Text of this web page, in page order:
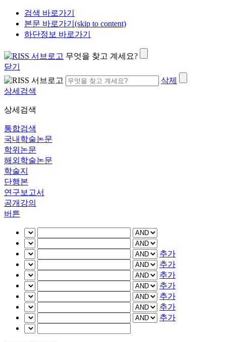
검색 바로가기
본문 바로가기(skip to content)
하단정보 바로가기
무엇을 찾고 계세요?
닫기
삭제
상세검색
상세검색
통합검색
국내학술논문
학위논문
해외학술논문
학술지
단행본
연구보고서
공개강의
버튼
추가
추가
추가
추가
추가
추가
추가